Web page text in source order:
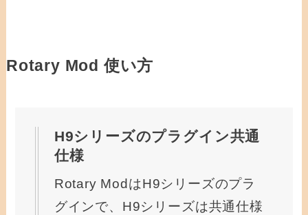
Rotary Mod 使い方
H9シリーズのプラグイン共通
仕様
Rotary ModはH9シリーズのプラ
グインで、H9シリーズは共通仕様